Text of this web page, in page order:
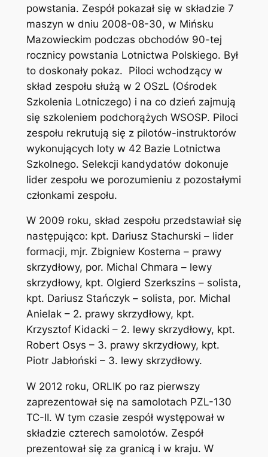
powstania. Zespół pokazał się w składzie 7
maszyn w dniu 2008-08-30, w Mińsku
Mazowieckim podczas obchodów 90-tej
rocznicy powstania Lotnictwa Polskiego. Był
to doskonały pokaz. Piloci wchodzący w
skład zespołu służą w 2 OSzL (Ośrodek
Szkolenia Lotniczego) i na co dzień zajmują
się szkoleniem podchorążych WSOSP. Piloci
zespołu rekrutują się z pilotów-instruktorów
wykonujących loty w 42 Bazie Lotnictwa
Szkolnego. Selekcji kandydatów dokonuje
lider zespołu we porozumieniu z pozostałymi
członkami zespołu.
W 2009 roku, skład zespołu przedstawiał się
następująco: kpt. Dariusz Stachurski – lider
formacji, mjr. Zbigniew Kosterna – prawy
skrzydłowy, por. Michal Chmara – lewy
skrzydłowy, kpt. Olgierd Szerkszins – solista,
kpt. Dariusz Stańczyk – solista, por. Michal
Anielak – 2. prawy skrzydłowy, kpt.
Krzysztof Kidacki – 2. lewy skrzydłowy, kpt.
Robert Osys – 3. prawy skrzydłowy, kpt.
Piotr Jabłoński – 3. lewy skrzydłowy.
W 2012 roku, ORLIK po raz pierwszy
zaprezentował się na samolotach PZL-130
TC-II. W tym czasie zespół występował w
składzie czterech samolotów. Zespół
prezentował się za granicą i w kraju. W